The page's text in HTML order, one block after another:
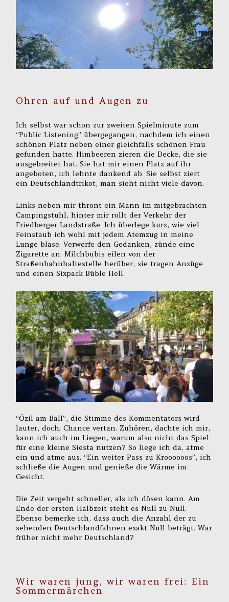
Ohren auf und Augen zu
Ich selbst war schon zur zweiten Spielminute zum
“Public Listening” übergegangen, nachdem ich einen
schönen Platz neben einer gleichfalls schönen Frau
gefunden hatte. Himbeeren zieren die Decke, die sie
ausgebreitet hat. Sie hat mir einen Platz auf ihr
angeboten, ich lehnte dankend ab. Sie selbst ziert
ein Deutschlandtrikot, man sieht nicht viele davon.
Links neben mir thront ein Mann im mitgebrachten
Campingstuhl, hinter mir rollt der Verkehr der
Friedberger Landstraße. Ich überlege kurz, wie viel
Feinstaub ich wohl mit jedem Atemzug in meine
Lunge blase. Verwerfe den Gedanken, zünde eine
Zigarette an. Milchbubis eilen von der
Straßenbahnhaltestelle herüber, sie tragen Anzüge
und einen Sixpack Büble Hell.
“Özil am Ball”, die Stimme des Kommentators wird
lauter, doch: Chance vertan. Zuhören, dachte ich mir,
kann ich auch im Liegen, warum also nicht das Spiel
für eine kleine Siesta nutzen? So liege ich da, atme
ein und atme aus. “Ein weiter Pass zu Kroooooos”, ich
schließe die Augen und genieße die Wärme im
Gesicht.
Die Zeit vergeht schneller, als ich dösen kann. Am
Ende der ersten Halbzeit steht es Null zu Null.
Ebenso bemerke ich, dass auch die Anzahl der zu
sehenden Deutschlandfahnen exakt Null beträgt. War
früher nicht mehr Deutschland?
Wir waren jung, wir waren frei: Ein
Sommermärchen